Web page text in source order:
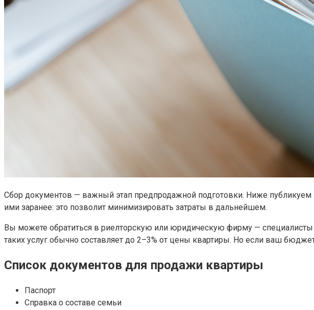
Сбор документов — важный этап предпродажной подготовки. Ниже
ими заранее: это позволит минимизировать затраты в дальнейшем.
Вы можете обратиться в риелторскую или юридическую фирму —
таких услуг обычно составляет до 2–3% от цены квартиры. Но если ваш
Список документов для продажи квартиры
Паспорт
Справка о составе семьи